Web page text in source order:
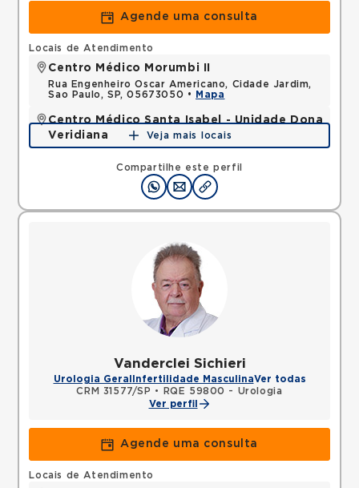
Agende uma consulta
Compartilhe este perfil
Locais de Atendimento
Centro Médico Morumbi II
Rua Engenheiro Oscar Americano, Cidade Jardim,
Sao Paulo, SP, 05673050 •
Mapa
Centro Médico Santa Isabel - Unidade Dona
Veridiana
Rua Dona Veridiana, Vila Buarque, Sao Paulo, SP,
Mapa
Veja mais locais
Vanderclei Sichieri
Urologia Geral Infertilidade MasculinaVer todas
CRM 31577/SP •
RQE 59800 - Urologia
Ver perfil
Agende uma consulta
Locais de Atendimento